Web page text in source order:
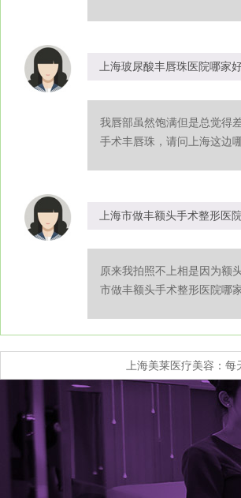
上海玻尿酸丰唇珠医院哪家
我唇部虽然饱满但是总觉得
手术丰唇珠，请问上海这边
上海市做丰额头手术整形医
原来我拍照不上相是因为额
市做丰额头手术整形医院哪
上海美莱医疗美容：